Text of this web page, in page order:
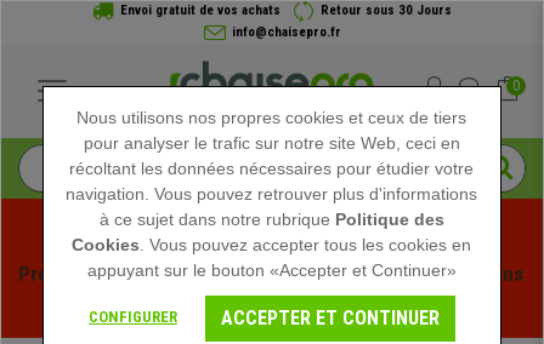
Envoi gratuit de vos achats
Retour sous 30 Jours
info@chaisepro.fr
0
Profitez des soldes d'été chez Chaisepro ! Des réductions
exclusives pour une durée limitée - Voir l'offre
Nous utilisons nos propres cookies et ceux de tiers
pour analyser le trafic sur notre site Web, ceci en
récoltant les données nécessaires pour étudier votre
navigation. Vous pouvez retrouver plus d'informations
à ce sujet dans notre rubrique Politique des
Cookies . Vous pouvez accepter tous les cookies en
appuyant sur le bouton «Accepter et Continuer»
CONFIGURER ACCEPTER ET CONTINUER